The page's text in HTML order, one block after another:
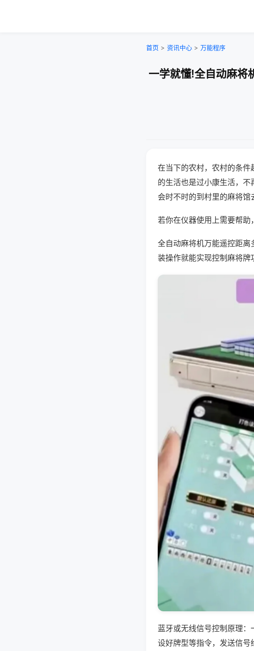
首页 > 资讯中心 > 万能程序
一学就懂!全自动麻将
在当下的农村，农村的条
的生活也是过小康生活，
会时不时的到村里的麻将馆
若你在仪器使用上需要帮助
全自动麻将机万能遥控距
装操作就能实现控制麻将牌
蓝牙或无线信号控制原理
设好牌型等指令，发送信